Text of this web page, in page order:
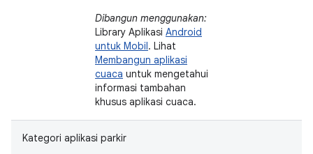
Dibangun menggunakan:
Library Aplikasi Android
untuk Mobil. Lihat
Membangun aplikasi
cuaca untuk mengetahui
informasi tambahan
khusus aplikasi cuaca.
Kategori aplikasi parkir